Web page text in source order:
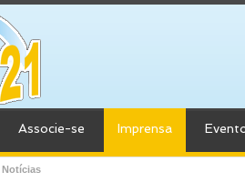
Associe-se Imprensa
Notícias